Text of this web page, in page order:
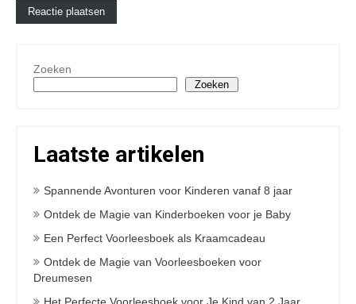
Zoeken
Zoeken
Laatste artikelen
Spannende Avonturen voor Kinderen vanaf 8 jaar
Ontdek de Magie van Kinderboeken voor je Baby
Een Perfect Voorleesboek als Kraamcadeau
Ontdek de Magie van Voorleesboeken voor
Dreumesen